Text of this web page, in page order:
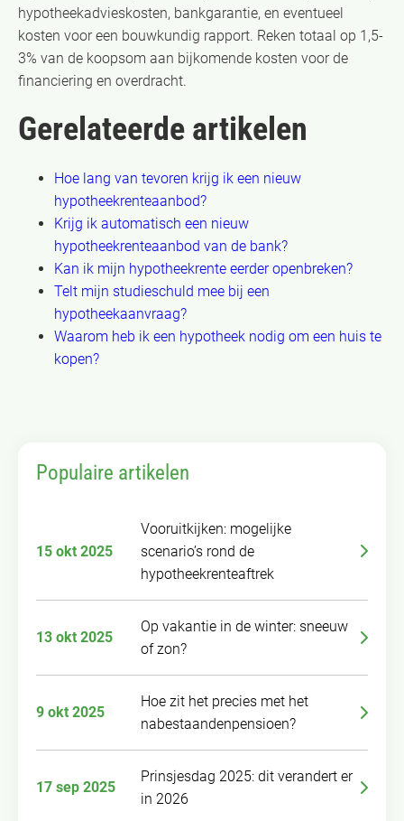
hypotheekadvieskosten, bankgarantie, en eventueel
kosten voor een bouwkundig rapport. Reken totaal op 1,5-
3% van de koopsom aan bijkomende kosten voor de
financiering en overdracht.
Gerelateerde artikelen
Hoe lang van tevoren krijg ik een nieuw
hypotheekrenteaanbod?
Krijg ik automatisch een nieuw
hypotheekrenteaanbod van de bank?
Kan ik mijn hypotheekrente eerder openbreken?
Telt mijn studieschuld mee bij een
hypotheekaanvraag?
Waarom heb ik een hypotheek nodig om een huis te
kopen?
Populaire artikelen
15 okt 2025
Vooruitkijken: mogelijke
scenario’s rond de
hypotheekrenteaftrek
13 okt 2025
Op vakantie in de winter: sneeuw
of zon?
9 okt 2025
Hoe zit het precies met het
nabestaandenpensioen?
17 sep 2025
Prinsjesdag 2025: dit verandert er
in 2026